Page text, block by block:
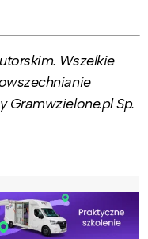
Wszelkie
Gramwzielone.pl Sp.